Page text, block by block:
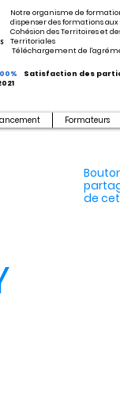
Notre organisme de
dispenser des formations
Cohésion des Territoires et
Territoriales
Téléchargement de
Satisfaction des
Formateurs
de